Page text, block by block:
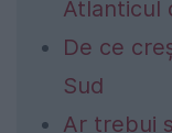
Atlanticul
De ce
Sud
Ar trebui